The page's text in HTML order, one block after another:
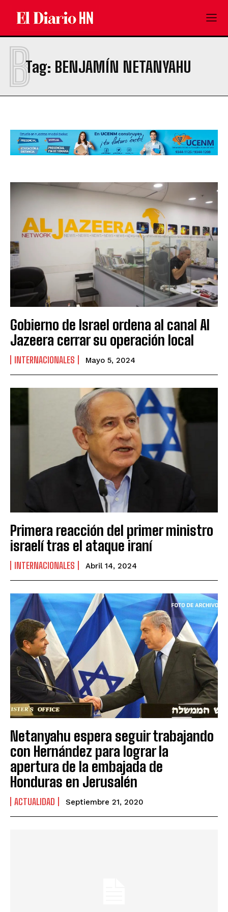
Tag: BENJAMÍN NETANYAHU
B
Gobierno de Israel ordena al canal Al
Jazeera cerrar su operación local
INTERNACIONALES Mayo 5, 2024
Primera reacción del primer ministro
israelí tras el ataque iraní
INTERNACIONALES Abril 14, 2024
Netanyahu espera seguir trabajando
con Hernández para lograr la
apertura de la embajada de
Honduras en Jerusalén
ACTUALIDAD Septiembre 21, 2020